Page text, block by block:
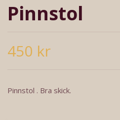
Pinnstol
450 kr
Pinnstol . Bra skick.